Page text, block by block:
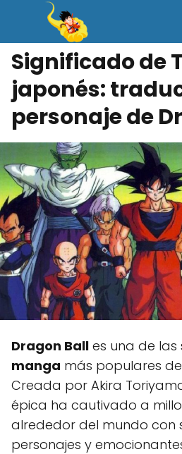
Significado de
japonés:
personaje de
Dragon Ball es una de las
manga más populares
Creada por Akira
épica ha cautivado a
alrededor del mundo con
personajes y